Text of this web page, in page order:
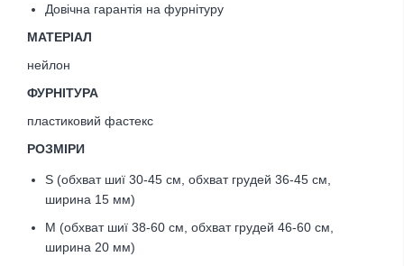
Довічна гарантія на фурнітуру
МАТЕРІАЛ
нейлон
ФУРНІТУРА
пластиковий фастекс
РОЗМІРИ
S (обхват шиї 30-45 см, обхват грудей 36-45 см,
ширина 15 мм)
M (обхват шиї 38-60 см, обхват грудей 46-60 см,
ширина 20 мм)